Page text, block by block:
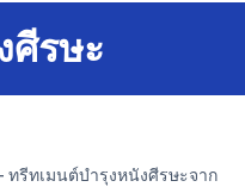
ศีรษะ
รีทเมนต์บำรุงหนังศีรษะจาก